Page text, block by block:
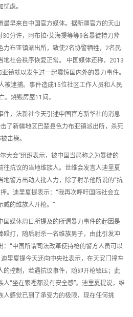
虑。
最早来自中国官方媒体。据新疆官方的天山
分许，阿布拉•艾海提等等9名暴徒持刀斧
力布亚镇派出所，致使2名协警牺牲，2名民
地社会秩序恢复正常。 中国媒体还称，2013
镇就以发生过一起震惊国内外的暴力事件。
被逮捕。事件造成15位社区工作人员和人民
。烧毁房屋11间。
件，法新社今天引述中国官方新华社的消息
了新疆地区巴楚县色力布亚镇派出所，杀死
击毙。
大会”组织表示，被中国当局称之为暴徒的
抗议的当地维族人。世维会发言人迪里夏
警方出动大批人力，除了射杀他所说的“抗
。迪里夏提表示：“我再次呼吁国际社会立
威的维族人开枪。”
国媒体周日所提及的所谓暴力事件的起因是
殴打，随后射杀一名维族男子，由此引发冲
“中国所谓司法改革使持枪的警方人员可以
里夏提今天还向中央社表示，在天安门撞车
的控制，若遇抗议事件，随即开枪镇压；此
“坐在家裡都没有安全感”。迪里夏提说，维
人感觉已到了承受力的极限，现在任何挑